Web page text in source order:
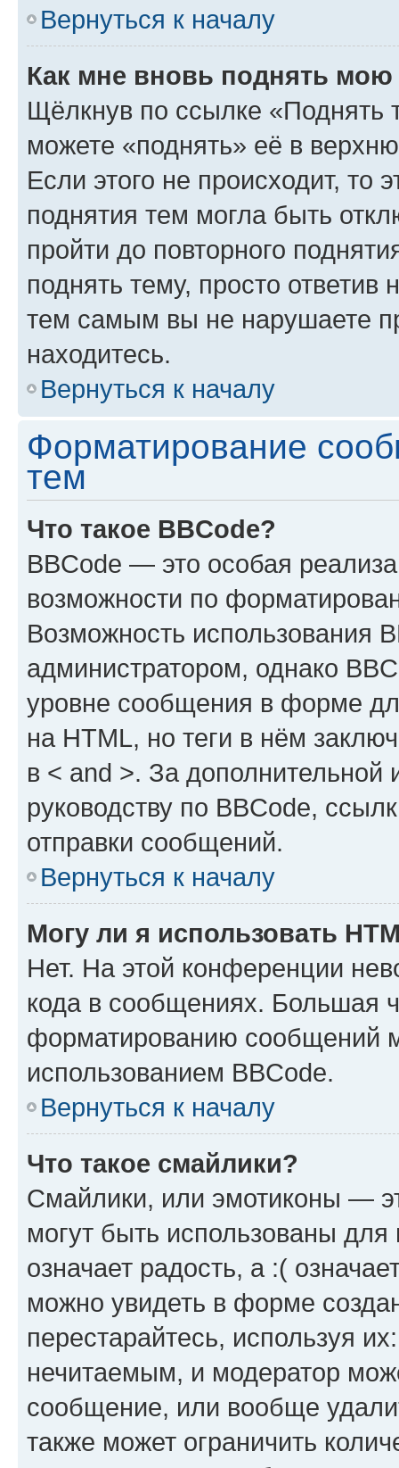
Вернуться к началу
Как мне вновь поднять мою
Щёлкнув по ссылке «Поднять
можете «поднять» её в
Если этого не происходит, то
поднятия тем могла быть
пройти до повторного
поднять тему, просто ответив
тем самым вы не нарушаете
находитесь.
Вернуться к началу
Форматирование
тем
Что такое BBCode?
BBCode — это особая
возможности по
Возможность использования
администратором, однако
уровне сообщения в форме
на HTML, но теги в нём
в < and >. За
руководству по BBCode,
отправки сообщений.
Вернуться к началу
Могу ли я использовать
Нет. На этой конференции
кода в сообщениях. Большая
форматированию сообщений
использованием BBCode.
Вернуться к началу
Что такое смайлики?
Смайлики, или эмотиконы —
могут быть использованы
означает радость, а :(
можно увидеть в форме
перестарайтесь, используя
нечитаемым, и модератор
сообщение, или вообще
также может ограничить